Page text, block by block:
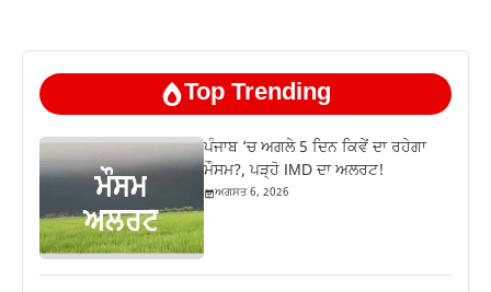
Top Trending
ਪੰਜਾਬ ‘ਚ ਅਗਲੇ 5 ਦਿਨ ਕਿਵੇਂ ਦਾ ਰਹੇਗਾ
ਮੌਸਮ?, ਪੜ੍ਹੋ IMD ਦਾ ਅਲਰਟ!
ਅਗਸਤ 6, 2026